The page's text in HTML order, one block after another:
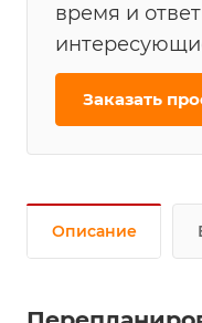
время и
Заказать
Описание